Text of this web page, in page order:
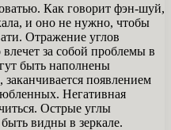
Как говорит фэн-шуй,
и оно не нужно, чтобы
Отражение углов
за собой проблемы в
быть наполнены
появлением
Негативная
Острые углы
видны в зеркале.